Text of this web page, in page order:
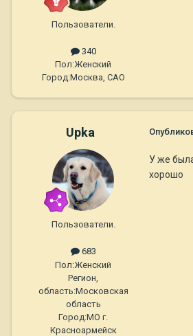
Пользователи.
340
Пол:Женский
Город:Москва, САО
Upka
Пользователи.
683
Пол:Женский
Регион,
область:Московская
область
Город:МО г.
Красноармейск
У же
хорошо